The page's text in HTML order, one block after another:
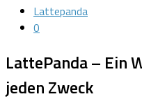
Lattepanda
0
LattePanda – Ein
jeden Zweck